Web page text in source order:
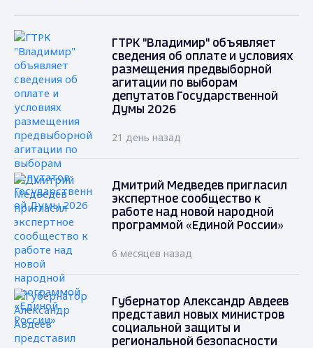
ГТРК "Владимир" объявляет
сведения об оплате и условиях
размещения предвыборной
агитации по выборам
депутатов Государственной
Думы 2026
21 день назад
Дмитрий Медведев пригласил
экспертное сообщество к
работе над новой народной
программой «Единой России»
6 месяцев назад
Губернатор Александр Авдеев
представил новых министров
социальной защиты и
региональной безопасности